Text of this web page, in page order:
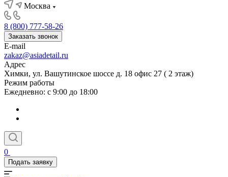
Москва
8 (800) 777-58-26
Заказать звонок
E-mail
zakaz@asiadetail.ru
Адрес
Химки, ул. Вашутинское шоссе д. 18 офис 27 ( 2 этаж)
Режим работы
Ежедневно: с 9:00 до 18:00
0
Подать заявку